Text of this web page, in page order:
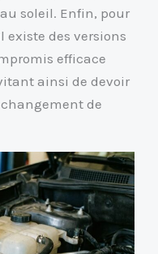
soleil. Enfin, pour
des versions
efficace
ainsi de devoir
de